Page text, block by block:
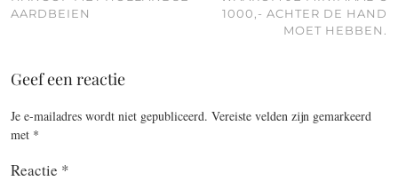
AARDBEIEN
1000,- ACHTER DE HAND
MOET HEBBEN.
Geef een reactie
Je e-mailadres wordt niet gepubliceerd. Vereiste velden zijn gemarkeerd
met *
Reactie *